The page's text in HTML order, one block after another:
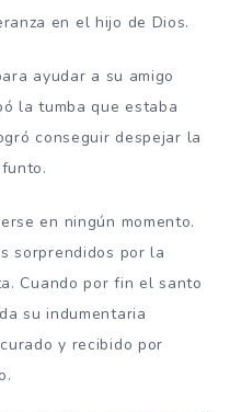
en el hijo de Dios.
ayudar a su amigo
la tumba que estaba
conseguir despejar la
en ningún momento.
sorprendidos por la
Cuando por fin el santo
su indumentaria
y recibido por